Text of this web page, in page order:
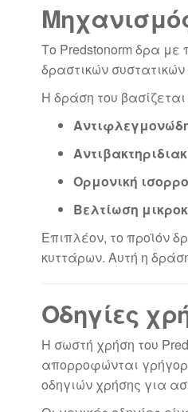
Το Predstonorm δρα
δραστικών
Η δράση του
Ορμονική
Βελτίωση
Επιπλέον, το προϊόν
κυττάρων. Αυτή η
Οδηγίες
Η σωστή χρήση του
απορροφώνται
οδηγιών χρήσης για